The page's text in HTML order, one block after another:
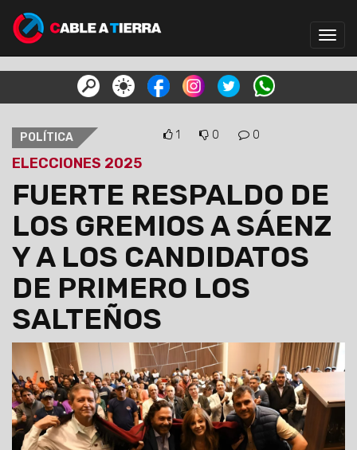
POLÍTICA 1 0 0
ELECCIONES 2025
FUERTE RESPALDO DE
LOS GREMIOS A SÁENZ
Y A LOS CANDIDATOS
DE PRIMERO LOS
SALTEÑOS